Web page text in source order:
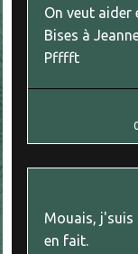
On veut aider
Bises à
Pfffft
Mouais, j'suis
en fait.